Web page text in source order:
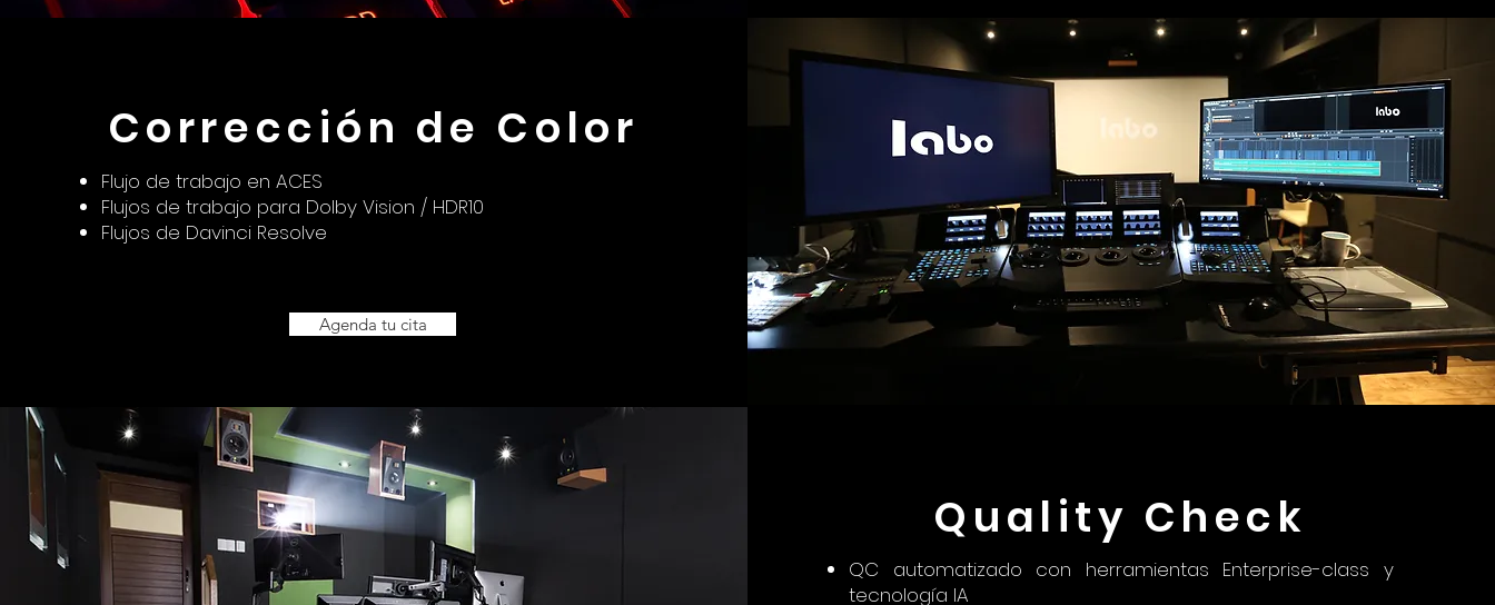
Corrección de Color
Flujo de trabajo en ACES
Flujos de trabajo para Dolby Vision / HDR10
Flujos de Davinci Resolve
Agenda tu cita
Quality Check
QC automatizado con herramientas Enterprise-class y
tecnología IA